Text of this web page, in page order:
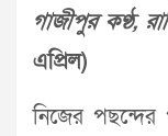
গাজীপুর কণ্ঠ,
এপ্রিল)
নিজের